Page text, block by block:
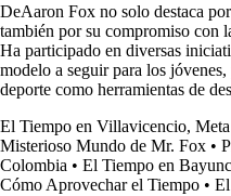
DeAaron Fox no solo destaca
también por su compromiso con
Ha participado en diversas
modelo a seguir para los
deporte como herramientas de
El Tiempo en Villavicencio, Meta
Misterioso Mundo de Mr. Fox •
Colombia • El Tiempo en
Cómo Aprovechar el Tiempo •